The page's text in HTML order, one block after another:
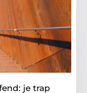
je trap